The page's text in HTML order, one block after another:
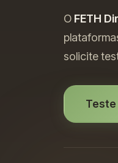
O FETH
solicite
Teste